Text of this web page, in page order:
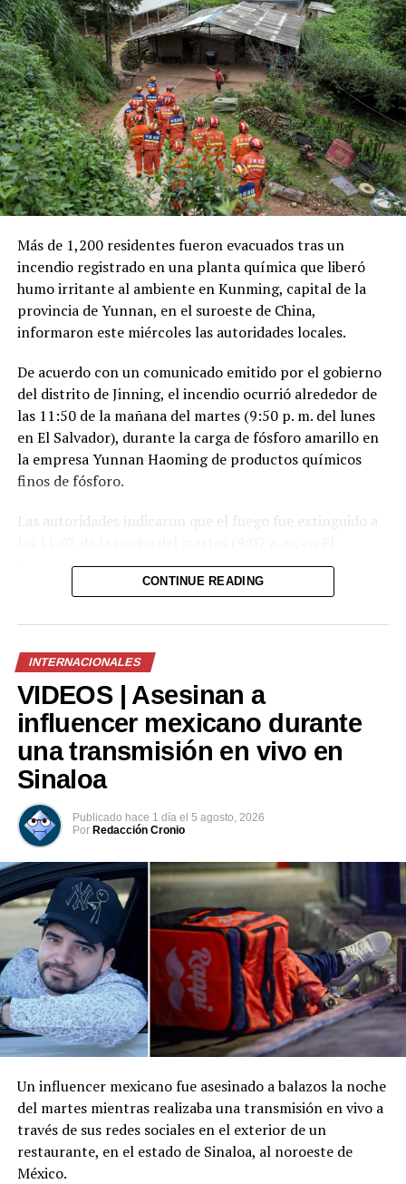
Las autoridades también señalaron que el robo de
combustible provocó pérdidas cercanas a los 530
millones de dólares para Pemex al cierre del segundo
trimestre, cifra que representa un incremento del 20 %
en comparación con el mismo período de 2025.
Como antecedente, recordaron que una toma
clandestina en un ducto de Pemex provocó una
explosión en 2019, en el estado de Hidalgo, dejando un
saldo de 137 personas fallecidas.
Comparte esto:
Facebook X
Más de 1,200 residentes fueron evacuados tras un
incendio registrado en una planta química que liberó
humo irritante al ambiente en Kunming, capital de la
provincia de Yunnan, en el suroeste de China,
informaron este miércoles las autoridades locales.
De acuerdo con un comunicado emitido por el gobierno
del distrito de Jinning, el incendio ocurrió alrededor de
las 11:50 de la mañana del martes (9:50 p. m. del lunes
en El Salvador), durante la carga de fósforo amarillo en
la empresa Yunnan Haoming de productos químicos
finos de fósforo.
Las autoridades indicaron que el fuego fue extinguido a
Salvador) y que el incidente no dejó víctimas.
humo que degradó temporalmente la calidad del aire en
la zona. Según las autoridades, la exposición a este tipo
de humo puede provocar irritación en los ojos, la nariz y
las vías respiratorias.
Tras el incendio, la empresa suspendió sus operaciones
y su producción. Asimismo, las autoridades informaron
que continuarán con las labores de supervisión y
siniestro permanecen bajo investigación.
Comparte esto:
Facebook
Me gusta esto:
CONTINUE READING
INTERNACIONALES
VIDEOS | Asesinan a
influencer mexicano durante
una transmisión en vivo en
Sinaloa
Publicado hace 1 día el 5 agosto, 2026
Por Redacción Cronio
Un influencer mexicano fue asesinado a balazos la noche
del martes mientras realizaba una transmisión en vivo a
través de sus redes sociales en el exterior de un
restaurante, en el estado de Sinaloa, al noroeste de
México.